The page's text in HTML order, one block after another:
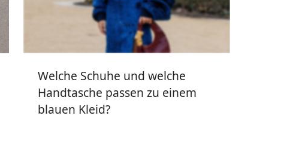
Welche Schuhe und welche
Handtasche passen zu einem
blauen Kleid?